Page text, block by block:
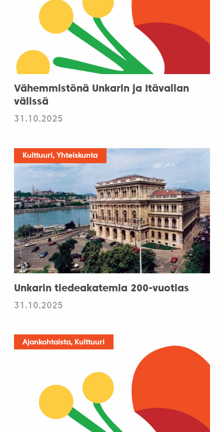
Vähemmistönä Unkarin ja Itävallan
välissä
31.10.2025
Kulttuuri, Yhteiskunta
Unkarin tiedeakatemia 200-vuotias
31.10.2025
Ajankohtaista, Kulttuuri